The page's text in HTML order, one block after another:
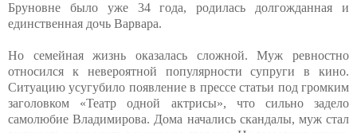
Бруновне было уже 34 года, родилась долгожданная и
единственная дочь Варвара.
Но семейная жизнь оказалась сложной. Муж ревностно
относился к невероятной популярности супруги в кино.
Ситуацию усугубило появление в прессе статьи под громким
заголовком «Театр одной актрисы», что сильно задело
самолюбие Владимирова. Дома начались скандалы, муж стал